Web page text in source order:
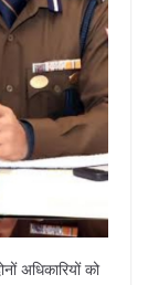
अधिकारियों को